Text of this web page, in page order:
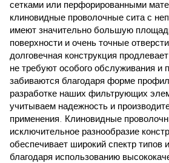
сетками или перфорированными
клиновидные проволочные сита с
имеют значительно большую
поверхности и очень точные
долговечная конструкция
не требуют особого обслуживания и
забиваются благодаря форме
разработке наших фильтрующих
учитываем надежность и
применения. Клиновидные
исключительное разнообразие
обеспечивает широкий спектр типов
благодаря использованию